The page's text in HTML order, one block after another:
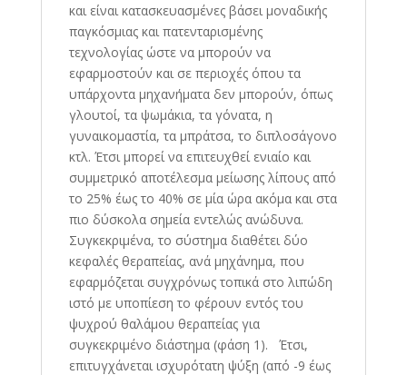
και είναι κατασκευασμένες βάσει μοναδικής
παγκόσμιας και πατενταρισμένης
τεχνολογίας ώστε να μπορούν να
εφαρμοστούν και σε περιοχές όπου τα
υπάρχοντα μηχανήματα δεν μπορούν, όπως
γλουτοί, τα ψωμάκια, τα γόνατα, η
γυναικομαστία, τα μπράτσα, το διπλοσάγονο
κτλ. Έτσι μπορεί να επιτευχθεί ενιαίο και
συμμετρικό αποτέλεσμα μείωσης λίπους από
το 25% έως το 40% σε μία ώρα ακόμα και στα
πιο δύσκολα σημεία εντελώς ανώδυνα.
Συγκεκριμένα, το σύστημα διαθέτει δύο
κεφαλές θεραπείας, ανά μηχάνημα, που
εφαρμόζεται συγχρόνως τοπικά στο λιπώδη
ιστό με υποπίεση το φέρουν εντός του
ψυχρού θαλάμου θεραπείας για
συγκεκριμένο διάστημα (φάση 1). Έτσι,
επιτυγχάνεται ισχυρότατη ψύξη (από -9 έως